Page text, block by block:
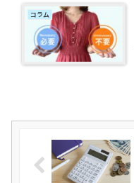
コラム